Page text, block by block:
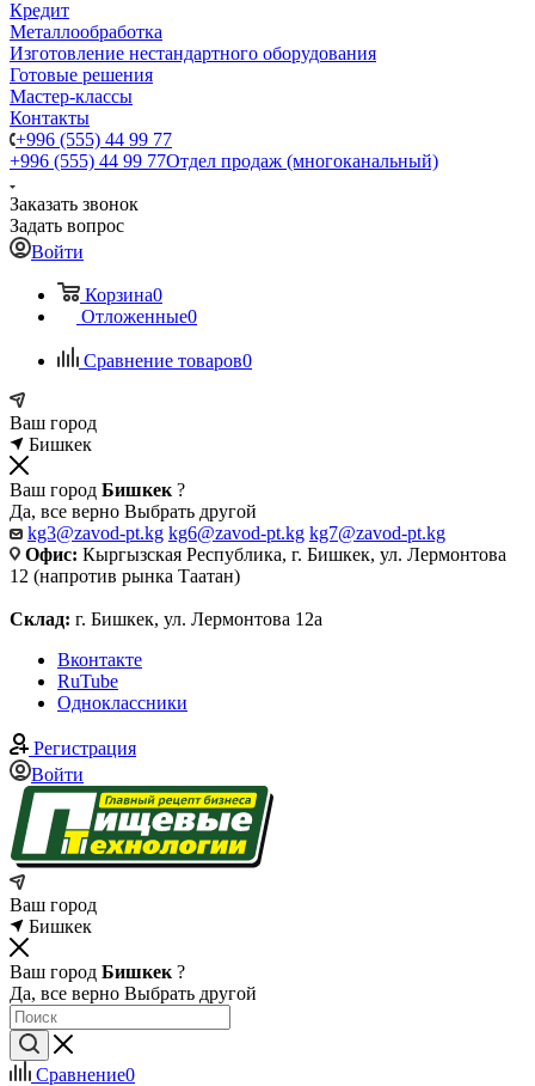
Кредит
Металлообработка
Изготовление нестандартного оборудования
Готовые решения
Мастер-классы
Контакты
+996 (555) 44 99 77
+996 (555) 44 99 77Отдел продаж (многоканальный)
Заказать звонок
Задать вопрос
Войти
Корзина0
Отложенные0
Сравнение товаров0
Ваш город
Бишкек
Ваш город Бишкек ?
Да, все верно Выбрать другой
kg3@zavod-pt.kg kg6@zavod-pt.kg kg7@zavod-pt.kg
Офис: Кыргызская Республика, г. Бишкек, ул. Лермонтова
12 (напротив рынка Таатан)
Склад: г. Бишкек, ул. Лермонтова 12а
Вконтакте
RuTube
Одноклассники
Регистрация
Войти
Ваш город
Бишкек
Ваш город Бишкек ?
Да, все верно Выбрать другой
Сравнение0